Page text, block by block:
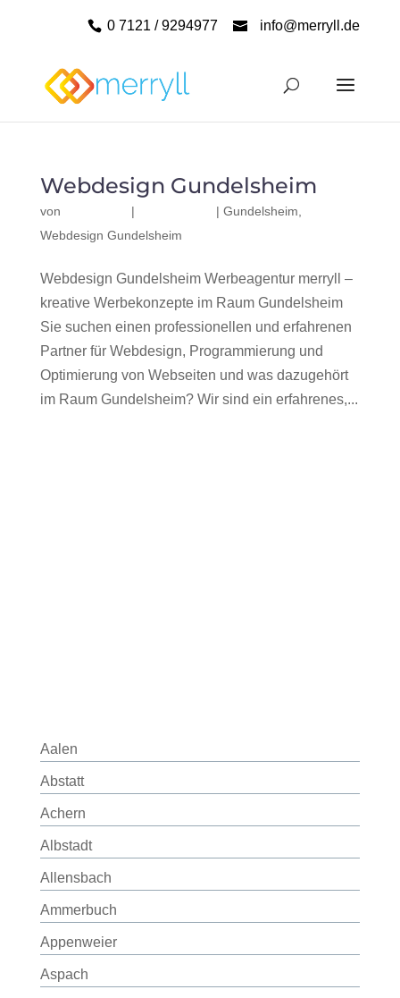
0 7121 / 9294977 info@merryll.de
Webdesign Gundelsheim
von | | Gundelsheim
Webdesign Gundelsheim
Webdesign Gundelsheim Werbeagentur merryll –
kreative Werbekonzepte im Raum Gundelsheim
Sie suchen einen professionellen und erfahrenen
Partner für Webdesign, Programmierung und
Optimierung von Webseiten und was dazugehört
im Raum Gundelsheim? Wir sind ein erfahrenes,...
Aalen
Abstatt
Achern
Albstadt
Allensbach
Ammerbuch
Appenweier
Aspach